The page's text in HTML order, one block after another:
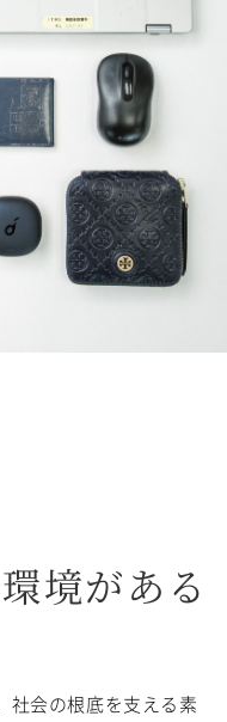
境がある
社会の根底を支える素